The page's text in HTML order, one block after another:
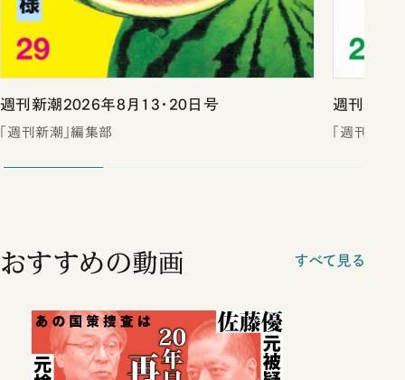
週刊新潮2026年8月13・20日号
「週刊新潮」編集部
週刊新潮
「週刊新潮
おすすめの動画 すべて見る